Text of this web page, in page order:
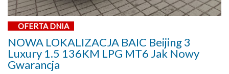
OFERTA DNIA
NOWA LOKALIZACJA BAIC Beijing 3
Luxury 1.5 136KM LPG MT6 Jak Nowy
Gwarancja